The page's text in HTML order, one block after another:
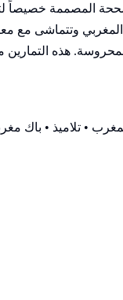
المصممة
وتتماشى مع
هذه التمارين
• تلاميذ • باك